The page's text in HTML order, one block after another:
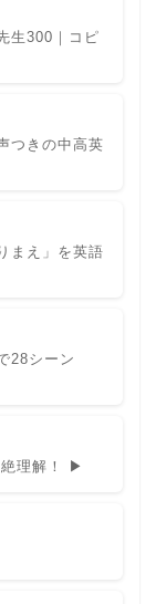
生300｜コピ
つきの中高英
まえ」を英語
28シーン
理解！ ▶